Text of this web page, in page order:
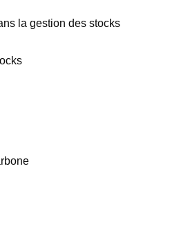
la gestion des stocks